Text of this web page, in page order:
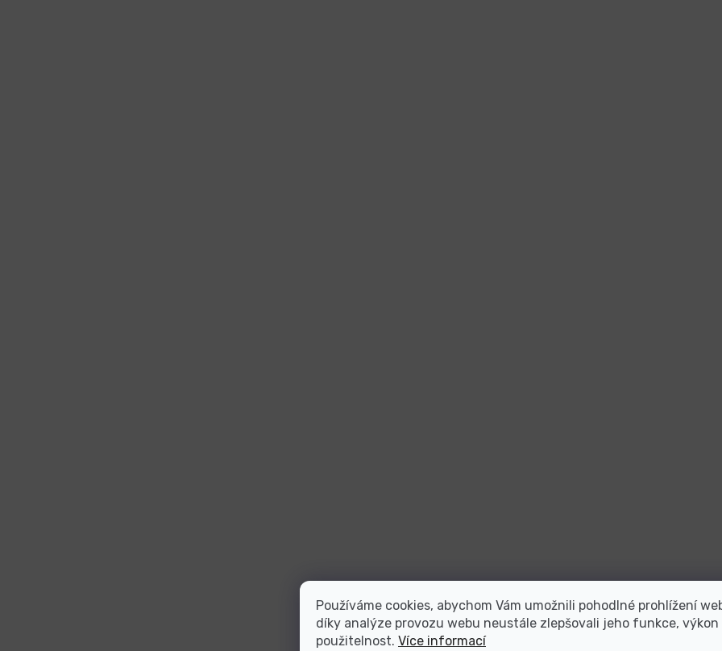
Používáme cookies, abychom Vám umožnili pohodlné prohlížení
díky analýze provozu webu neustále zlepšovali jeho funkce, výkon
použitelnost. Více informací